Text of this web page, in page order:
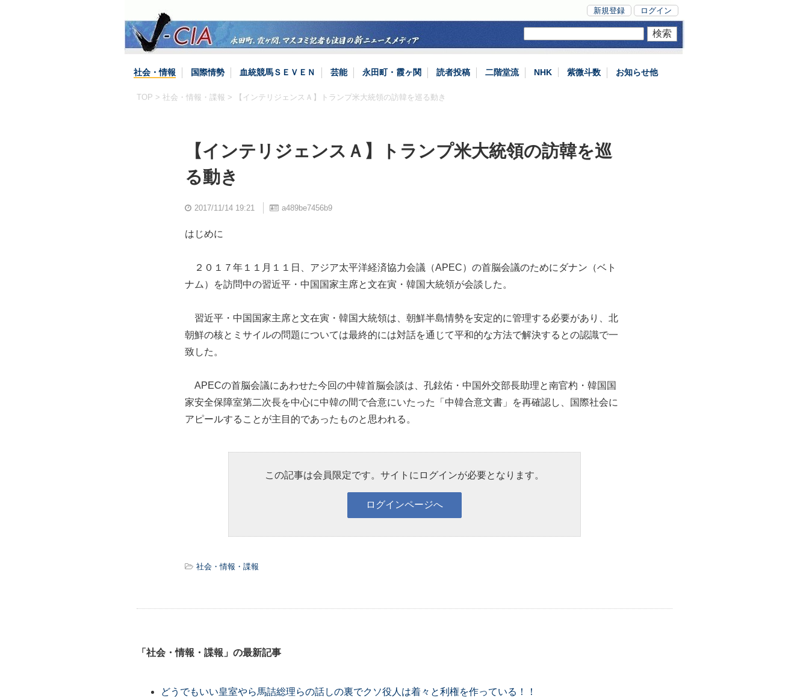
新規登録 ログイン
社会・情報 国際情勢 血統競馬ＳＥＶＥＮ 芸能 永田町・霞ヶ関 読者投稿 二階堂流 NHK 紫微斗数 お知らせ他
TOP > 社会・情報・諜報 > 【インテリジェンスＡ】トランプ米大統領の訪韓を巡る動き
【インテリジェンスＡ】トランプ米大統領の訪韓を巡
る動き
2017/11/14 19:21 a489be7456b9
はじめに
２０１７年１１月１１日、アジア太平洋経済協力会議（APEC）の首脳会議のためにダナン（ベト
ナム）を訪問中の習近平・中国国家主席と文在寅・韓国大統領が会談した。
習近平・中国国家主席と文在寅・韓国大統領は、朝鮮半島情勢を安定的に管理する必要があり、北
朝鮮の核とミサイルの問題については最終的には対話を通じて平和的な方法で解決するとの認識で一
致した。
APECの首脳会議にあわせた今回の中韓首脳会談は、孔鉉佑・中国外交部長助理と南官杓・韓国国
家安全保障室第二次長を中心に中韓の間で合意にいたった「中韓合意文書」を再確認し、国際社会に
アピールすることが主目的であったものと思われる。
この記事は会員限定です。サイトにログインが必要となります。
社会・情報・諜報
「社会・情報・諜報」の最新記事
どうでもいい皇室やら馬詰総理らの話しの裏でクソ役人は着々と利権を作っている！！